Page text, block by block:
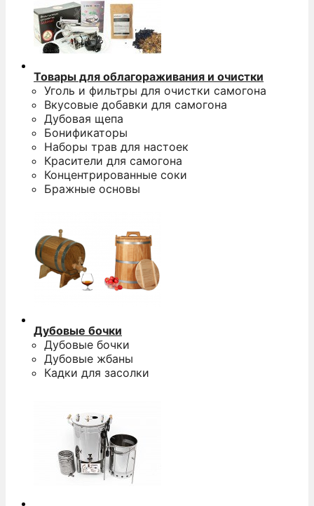
Товары для облагораживания и очистки
Уголь и фильтры для очистки самогона
Вкусовые добавки для самогона
Дубовая щепа
Бонификаторы
Наборы трав для настоек
Красители для самогона
Концентрированные соки
Бражные основы
Дубовые бочки
Дубовые бочки
Дубовые жбаны
Кадки для засолки